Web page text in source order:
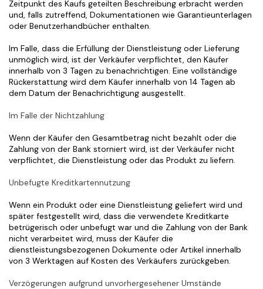
Zeitpunkt des Kaufs geteilten Beschreibung erbracht werden
und, falls zutreffend, Dokumentationen wie Garantieunterlagen
oder Benutzerhandbücher enthalten.
Im Falle, dass die Erfüllung der Dienstleistung oder Lieferung
unmöglich wird, ist der Verkäufer verpflichtet, den Käufer
innerhalb von 3 Tagen zu benachrichtigen. Eine vollständige
Rückerstattung wird dem Käufer innerhalb von 14 Tagen ab
dem Datum der Benachrichtigung ausgestellt.
Im Falle der Nichtzahlung
Wenn der Käufer den Gesamtbetrag nicht bezahlt oder die
Zahlung von der Bank storniert wird, ist der Verkäufer nicht
verpflichtet, die Dienstleistung oder das Produkt zu liefern.
Unbefugte Kreditkartennutzung
Wenn ein Produkt oder eine Dienstleistung geliefert wird und
später festgestellt wird, dass die verwendete Kreditkarte
betrügerisch oder unbefugt war und die Zahlung von der Bank
nicht verarbeitet wird, muss der Käufer die
dienstleistungsbezogenen Dokumente oder Artikel innerhalb
von 3 Werktagen auf Kosten des Verkäufers zurückgeben.
Verzögerungen aufgrund unvorhergesehener Umstände